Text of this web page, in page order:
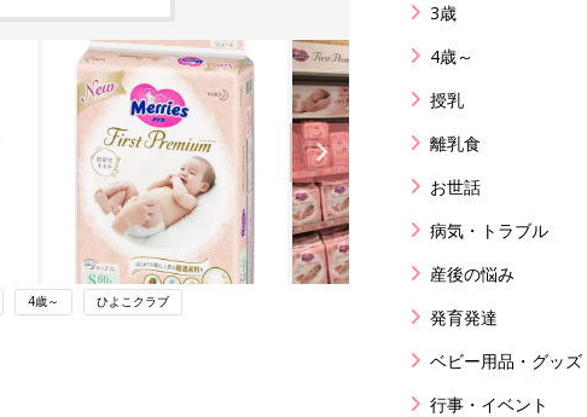
4歳～ ひよこクラブ
3歳
4歳～
授乳
離乳食
お世話
病気・トラブル
産後の悩み
発育発達
ベビー用品・グッズ
行事・イベント